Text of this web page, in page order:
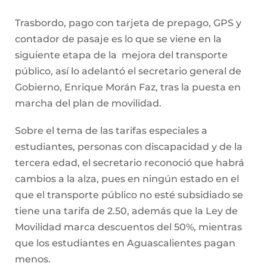
Trasbordo, pago con tarjeta de prepago, GPS y
contador de pasaje es lo que se viene en la
siguiente etapa de la mejora del transporte
público, así lo adelantó el secretario general de
Gobierno, Enrique Morán Faz, tras la puesta en
marcha del plan de movilidad.
Sobre el tema de las tarifas especiales a
estudiantes, personas con discapacidad y de la
tercera edad, el secretario reconoció que habrá
cambios a la alza, pues en ningún estado en el
que el transporte público no esté subsidiado se
tiene una tarifa de 2.50, además que la Ley de
Movilidad marca descuentos del 50%, mientras
que los estudiantes en Aguascalientes pagan
menos.